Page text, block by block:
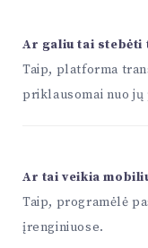
Ar galiu tai stebėti
Taip, platforma
priklausomai nuo jų
Ar tai veikia
Taip, programėlė
įrenginiuose.